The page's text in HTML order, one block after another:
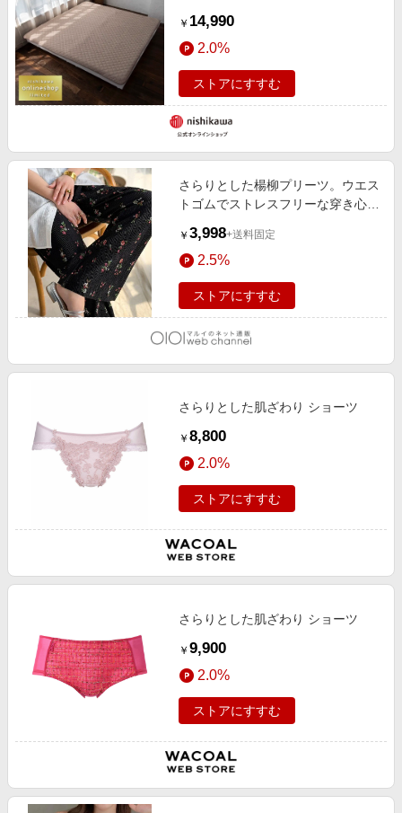
限定〉
￥ 14,990
2.0%
ストアにすすむ
さらりとした楊柳プリーツ。ウエス
トゴムでストレスフリーな穿き心
￥ 3,998+送料固定
2.5%
ストアにすすむ
さらりとした肌ざわり ショーツ
￥ 8,800
2.0%
ストアにすすむ
さらりとした肌ざわり ショーツ
￥ 9,900
2.0%
ストアにすすむ